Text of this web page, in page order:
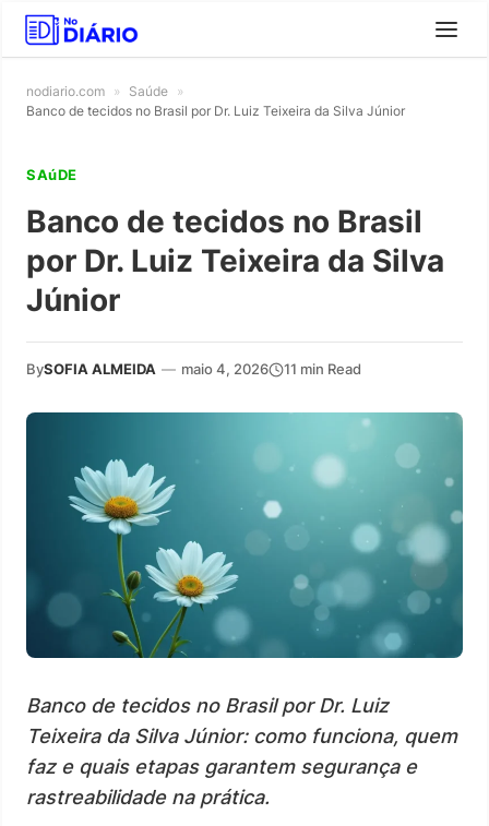
nodiario.com » Saúde »
Banco de tecidos no Brasil por Dr. Luiz Teixeira da Silva Júnior
SAúDE
Banco de tecidos no Brasil
por Dr. Luiz Teixeira da Silva
Júnior
BySOFIA ALMEIDA — maio 4, 2026 11 min Read
Banco de tecidos no Brasil por Dr. Luiz
Teixeira da Silva Júnior: como funciona, quem
faz e quais etapas garantem segurança e
rastreabilidade na prática.